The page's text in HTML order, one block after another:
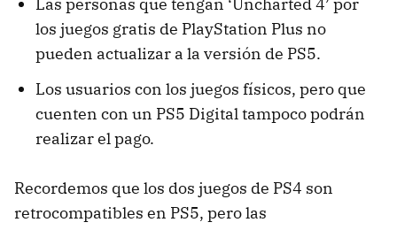
Las personas que tengan ‘Uncharted 4’ por
los juegos gratis de PlayStation Plus no
pueden actualizar a la versión de PS5.
Los usuarios con los juegos físicos, pero que
cuenten con un PS5 Digital tampoco podrán
realizar el pago.
Recordemos que los dos juegos de PS4 son
retrocompatibles en PS5, pero las